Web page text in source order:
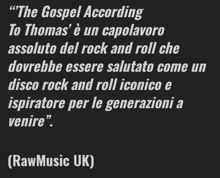
“’The Gospel According
To Thomas’ è un capolavoro
assoluto del rock and roll che
dovrebbe essere salutato come un
disco rock and roll iconico e
ispiratore per le generazioni a
venire”.
(RawMusic UK)